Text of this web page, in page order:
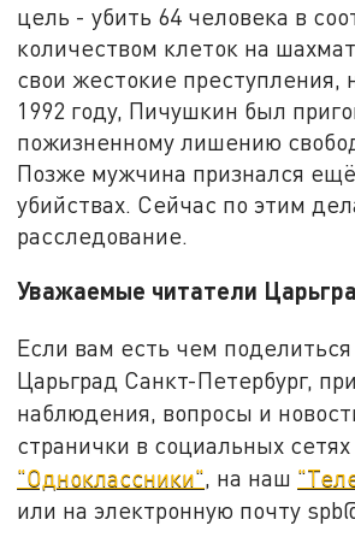
цель - убить 64 человека в
количеством клеток на
свои жестокие преступления,
1992 году, Пичушкин был
пожизненному лишению
Позже мужчина признался ещё
убийствах. Сейчас по этим
расследование.
Уважаемые читатели
Если вам есть чем
Царьград Санкт-Петербург,
наблюдения, вопросы и
странички в социальных
"Одноклассники", на наш
или на электронную почту